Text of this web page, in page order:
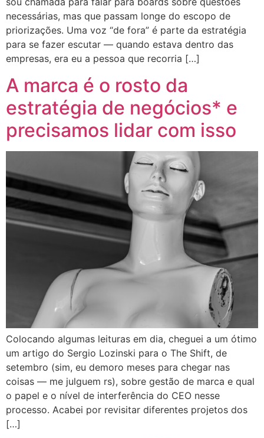
necessárias, mas que passam longe do escopo de
priorizações. Uma voz “de fora” é parte da estratégia
para se fazer escutar — quando estava dentro das
empresas, era eu a pessoa que recorria […]
A marca é o rosto da
estratégia de negócios* e
precisamos lidar com isso
Colocando algumas leituras em dia, cheguei a um ótimo
um artigo do Sergio Lozinski para o The Shift, de
setembro (sim, eu demoro meses para chegar nas
coisas — me julguem rs), sobre gestão de marca e qual
o papel e o nível de interferência do CEO nesse
processo. Acabei por revisitar diferentes projetos dos
[…]